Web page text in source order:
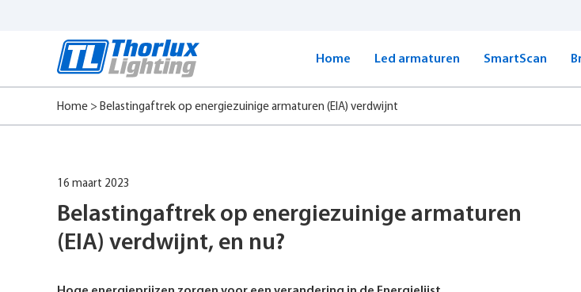
Home Led armaturen SmartScan
Home > Belastingaftrek op energiezuinige armaturen (EIA) verdwijnt
16 maart 2023
Belastingaftrek op energiezuinige armaturen
(EIA) verdwijnt, en nu?